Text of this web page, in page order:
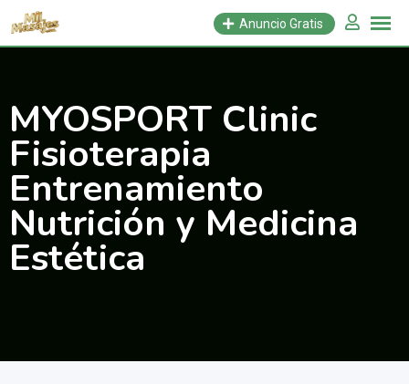
Saltar
Anuncio Gratis
MYOSPORT Clinic
Fisioterapia
Entrenamiento
Nutrición y Medicina
Estética